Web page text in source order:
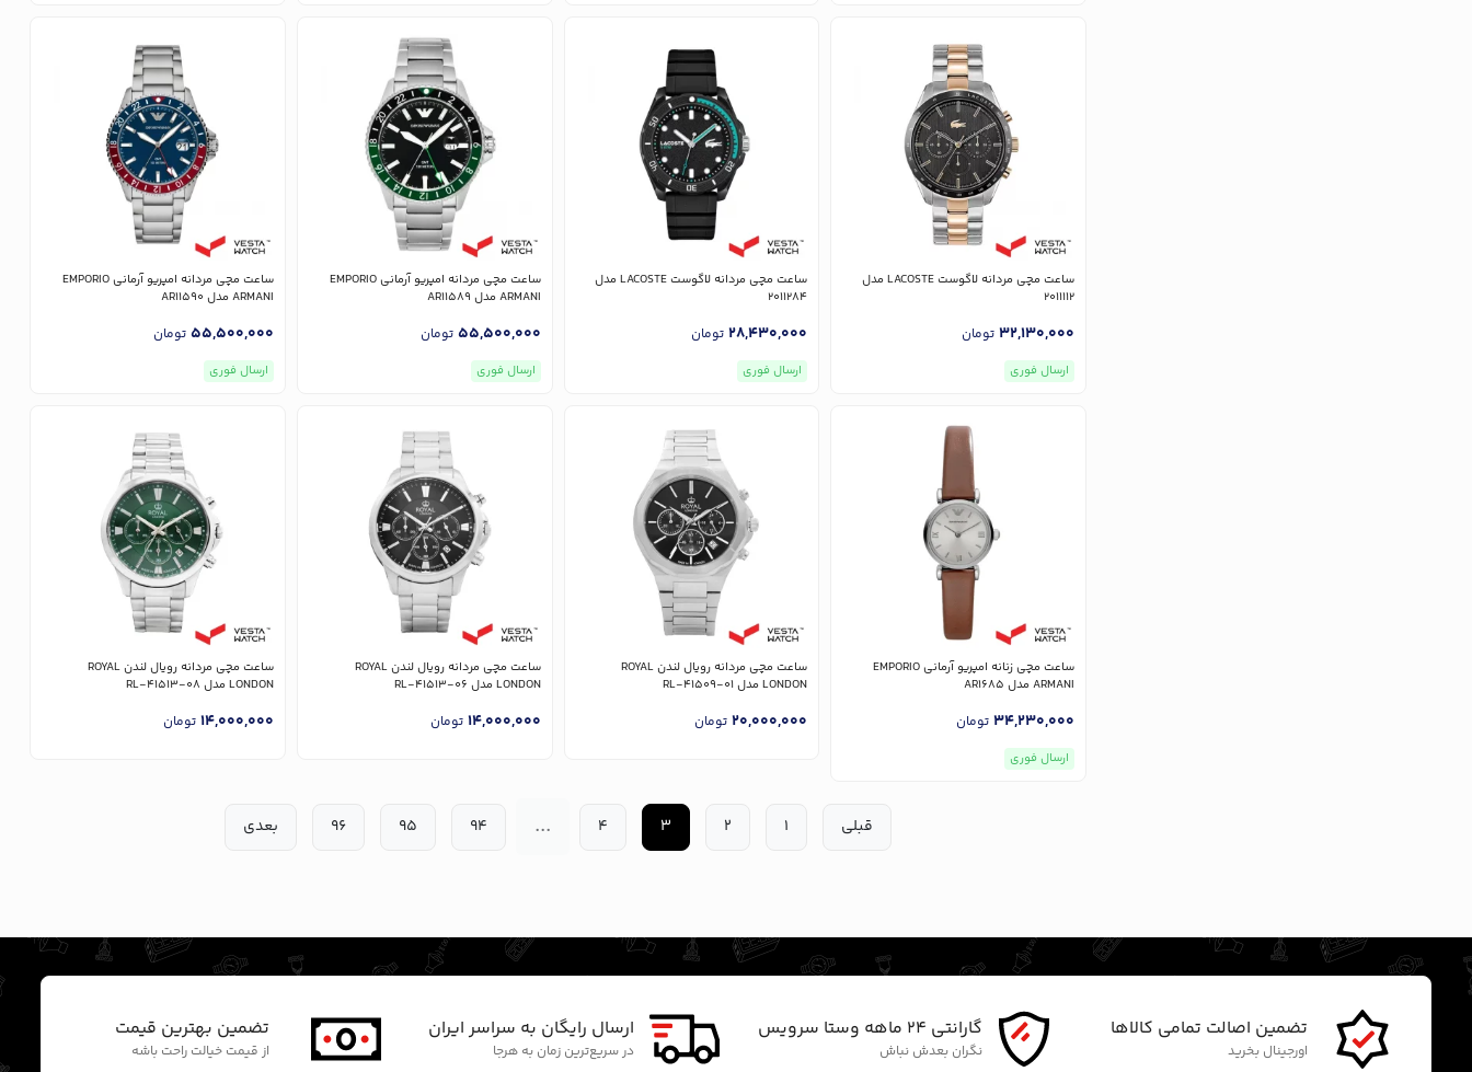
ساعت مچی مردانه لاگوست LACOSTE مدل
2011112
32,130,000 تومان
ارسال فوری
ساعت مچی مردانه لاگوست LACOSTE مدل
2011284
28,430,000 تومان
ارسال فوری
ساعت مچی مردانه امپریو آرمانی EMPORIO
ARMANI مدل AR11589
55,500,000 تومان
ارسال فوری
ساعت مچی مردانه امپریو آرمانی EMPORIO
ARMANI مدل AR11590
55,500,000 تومان
ارسال فوری
ساعت مچی زنانه امپریو آرمانی EMPORIO
ARMANI مدل AR1685
34,230,000 تومان
ارسال فوری
ساعت مچی مردانه رویال لندن ROYAL
LONDON مدل RL-41509-01
20,000,000 تومان
ساعت مچی مردانه رویال لندن ROYAL
LONDON مدل RL-41513-06
14,000,000 تومان
ساعت مچی مردانه رویال لندن ROYAL
LONDON مدل RL-41513-08
14,000,000 تومان
قبلی 1
2
3
4
...
94
95
96 بعدی
تضمین اصالت تمامی کالاها
اورجینال بخرید
گارانتی ۲۴ ماهه وستا سرویس
نگران بعدش نباش
ارسال رایگان به سراسر ایران
در سریع‌ترین زمان به هرجا
تضمین بهترین قیمت
از قیمت خیالت راحت باشه